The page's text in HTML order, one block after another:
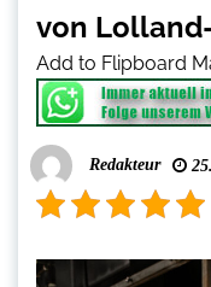
von
Add to Flipboard
Redakteur